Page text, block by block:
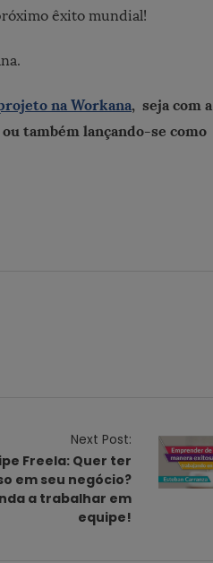
êxito mundial!
na Workana, seja com a
também lançando-se como
Next Post:
Freela: Quer ter
em seu negócio?
a trabalhar em
equipe!